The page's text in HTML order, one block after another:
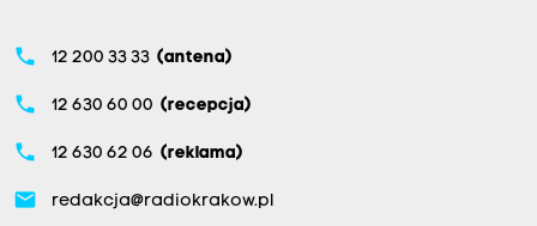
phone 12 200 33 33 (antena)
phone 12 630 60 00 (recepcja)
phone 12 630 62 06 (reklama)
email redakcja@radiokrakow.pl